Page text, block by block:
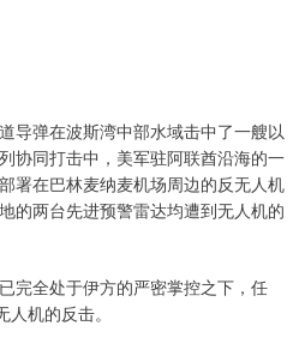
导弹在波斯湾中部水域击中了一艘以
协同打击中，美军驻阿联酋沿海的一
署在巴林麦纳麦机场周边的反无人机
的两台先进预警雷达均遭到无人机的
完全处于伊方的严密掌控之下，任
机的反击。